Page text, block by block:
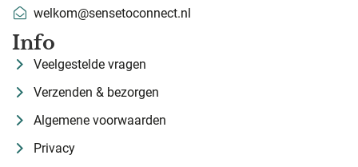
welkom@sensetoconnect.nl
Info
Veelgestelde vragen
Verzenden & bezorgen
Algemene voorwaarden
Privacy